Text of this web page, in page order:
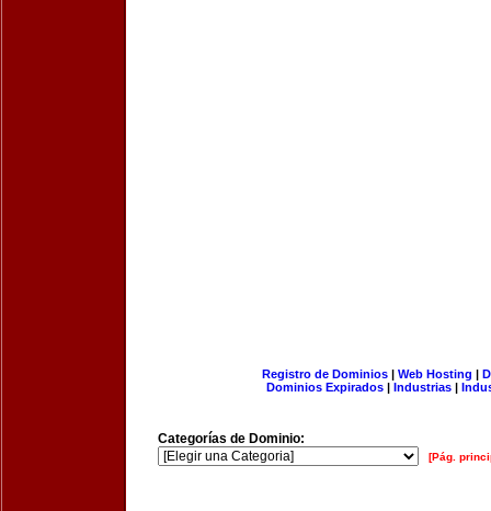
Registro de Dominios| Web Hosting |
Dominios Expirados | Industrias |
Categorías de Dominio:
[Pág.